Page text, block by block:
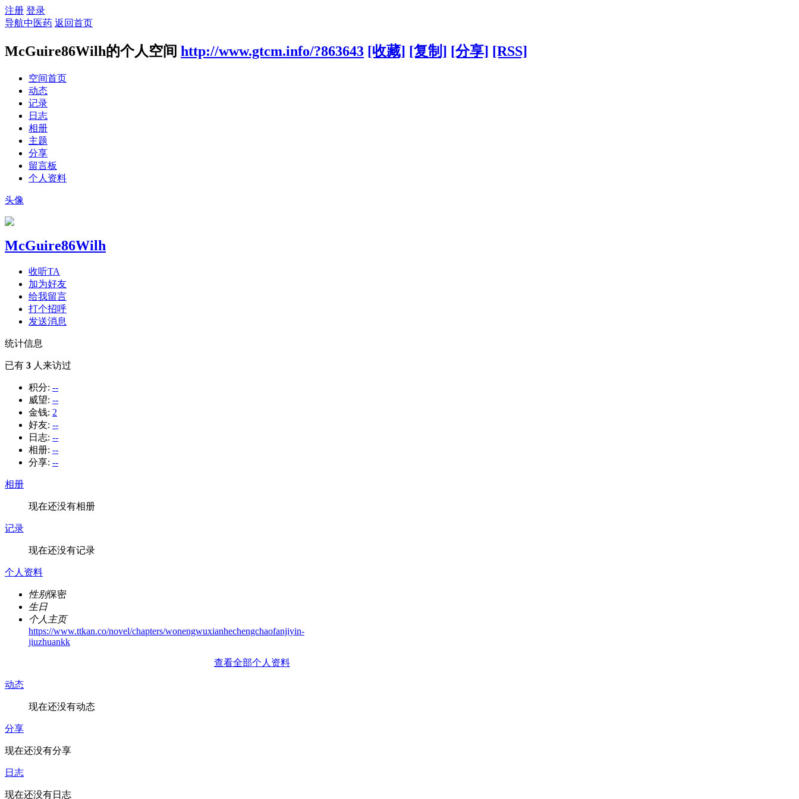
注册 登录
导航中医药 返回首页
McGuire86Wilh的个人空间 http://www.gtcm.info/?863643 [收藏] [复制] [分享] [RSS]
空间首页
动态
记录
日志
相册
主题
分享
留言板
个人资料
头像
McGuire86Wilh
收听TA
加为好友
给我留言
打个招呼
发送消息
统计信息
已有 3 人来访过
积分: --
威望: --
金钱: 2
好友: --
日志: --
相册: --
分享: --
相册
现在还没有相册
记录
现在还没有记录
个人资料
性别保密
生日
个人主页
https://www.ttkan.co/novel/chapters/wonengwuxianhechengchaofanjiyin-
jiuzhuankk
查看全部个人资料
动态
现在还没有动态
分享
现在还没有分享
日志
现在还没有日志